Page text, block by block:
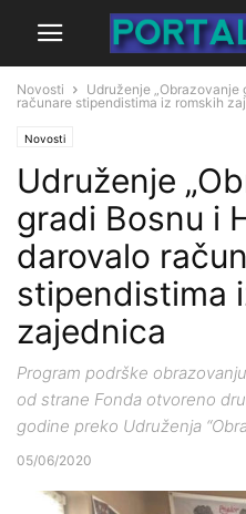
Novosti
Udruženje „Obrazovanje
računare stipendistima iz romskih
Novosti
Udruženje
gradi Bosnu i
darovalo
stipendistima
zajednica
Program podrške
od strane Fonda otvoreno
godine preko Udruženja
05/06/2020